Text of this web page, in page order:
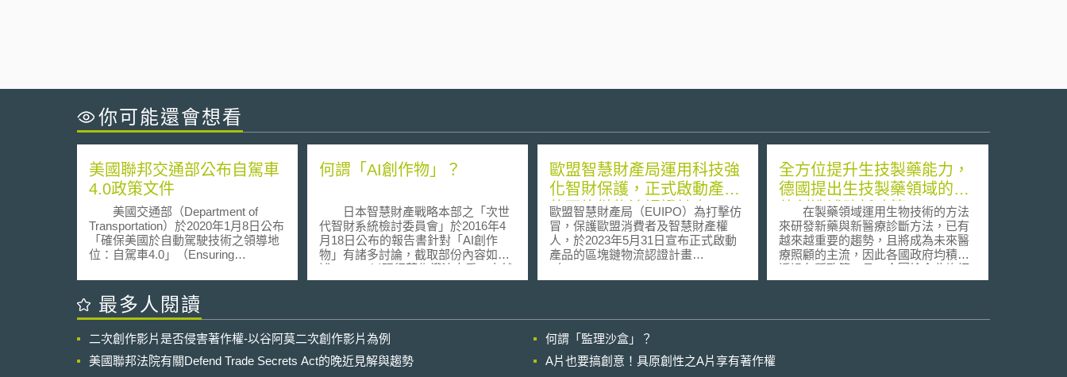
你可能還會想看
美國聯邦交通部公布自駕車
4.0政策文件
美國交通部（Department of
Transportation）於2020年1月8日公布
「確保美國於自動駕駛技術之領導地
位：自駕車4.0」（Ensuring
Vehicle Technologies : Automated
Vehicles 4.0）政策文件，提出三個核
心原則及相對應的策略規劃： 一、 使
術之安全性，包括防堵對自駕車性能
之詐欺或誤導行為，以強化民眾對此
新興技術的信心。 與自駕車技術開發
何謂「AI創作物」？
日本智慧財產戰略本部之「次世
代智財系統檢討委員會」於2016年4
月18日公布的報告書針對「AI創作
物」有諸多討論，截取部份內容如
述。 以現行著作權法來看，自然
人創作產生的創作物，受到著作權保
取得權利。然而，若該創作物僅透過
人類指示，過程係由AI自主生成，此
時該創作物即屬於AI創作物，目前非
歐盟智慧財產局運用科技強
化智財保護，正式啟動產品
的區塊鏈物流認證計畫
（EBSI-ELSA）
歐盟智慧財產局（EUIPO）為打擊仿
冒，保護歐盟消費者及智慧財產權
人，於2023年5月31日宣布正式啟動
產品的區塊鏈物流認證計畫
（European Blockchain Services
Infrastructure - European Logistics
研究指出，全球仿冒產品的貿易額高
達4120億歐元，占全球貿易總額的
2.5%；每年輸入歐盟的產品約有6%
全方位提升生技製藥能力，
德國提出生技製藥領域的價
值創造補助新政策
在製藥領域運用生物技術的方法
來研發新藥與新醫療診斷方法，已有
越來越重要的趨勢，且將成為未來醫
療照顧的主流，因此各國政府均積極
透過各種政策工具，企圖搶食此塊經
濟利益的大餅，不過直到目前為止，
最多人閱讀
二次創作影片是否侵害著作權-以谷阿莫二次創作影片為例
何謂「監理沙盒」？
美國聯邦法院有關Defend Trade Secrets Act的晚近見解與趨勢
A片也要搞創意！具原創性之A片享有著作權